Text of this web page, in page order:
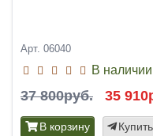
Арт. 06040
В
37 800руб. 35
В корзину